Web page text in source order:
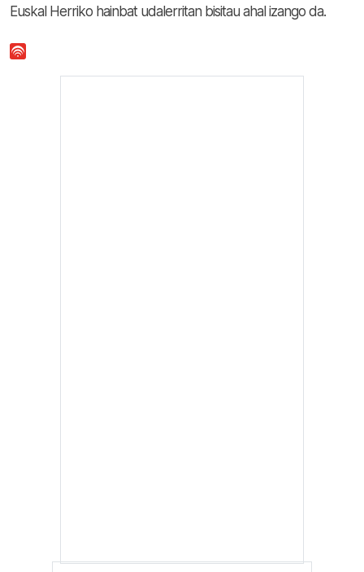
Euskal Herriko hainbat udalerritan bisitau ahal izango da.